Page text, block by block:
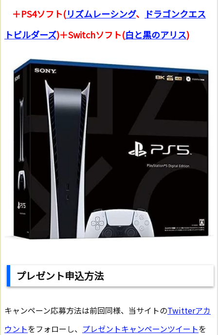
＋PS4ソフト(リズムレーシング、
ドラゴンクエス
トビルダーズ)＋Switchソフト(白と黒のアリス)
プレゼント申込方法
キャンペーン応募方法は前回同様、当サイトのTwitterアカ
ウントをフォローし、 プレゼントキャンペーンツイートを